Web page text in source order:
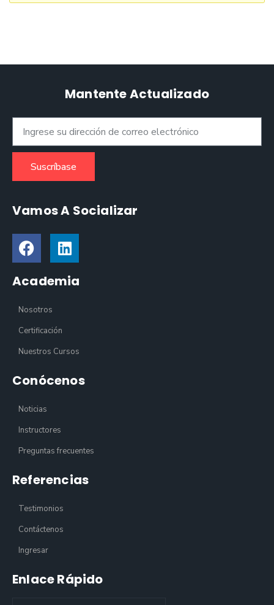
Mantente Actualizado
Suscríbase
Vamos A Socializar
Academia
Nosotros
Certificación
Nuestros Cursos
Conócenos
Noticias
Instructores
Preguntas frecuentes
Referencias
Testimonios
Contáctenos
Ingresar
Enlace Rápido